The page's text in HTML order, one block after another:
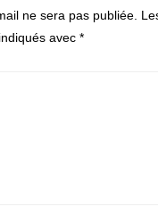
ne sera pas publiée.
avec *